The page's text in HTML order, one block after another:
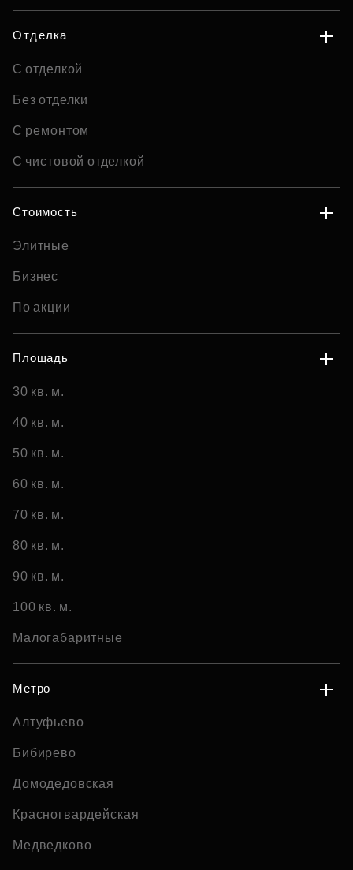
Отделка
С отделкой
Без отделки
С ремонтом
С чистовой отделкой
Стоимость
Элитные
Бизнес
По акции
Площадь
30 кв. м.
40 кв. м.
50 кв. м.
60 кв. м.
70 кв. м.
80 кв. м.
90 кв. м.
100 кв. м.
Малогабаритные
Метро
Алтуфьево
Бибирево
Домодедовская
Красногвардейская
Медведково